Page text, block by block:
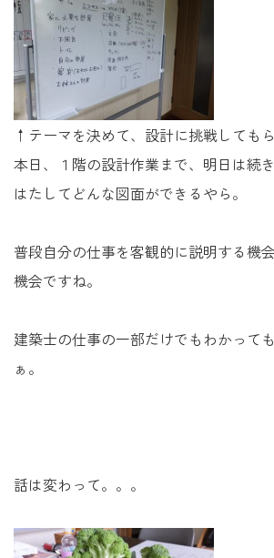
↑テーマを決めて、設計に挑戦しても
本日、１階の設計作業まで、明日は続き
はたしてどんな図面ができるやら。
普段自分の仕事を客観的に説明する機
機会ですね。
建築士の仕事の一部だけでもわかって
ぁ。
話は変わって。。。